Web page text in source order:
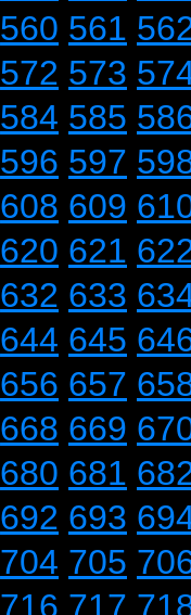
560 561
572 573
584 585
596 597
608 609
620 621
632 633
644 645
656 657
668 669
680 681
692 693
704 705
716 717